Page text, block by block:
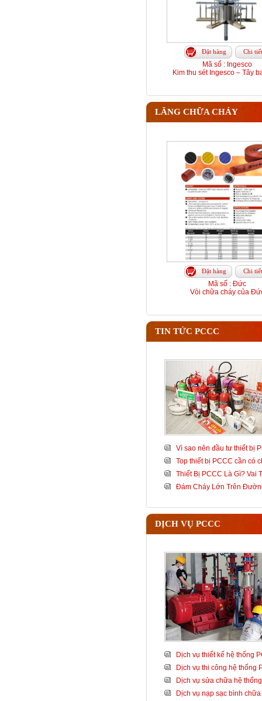
Đặt hàng Chi tiết
Mã số : Ingesco
Kim thu sét Ingesco – Tây
LĂNG CHỮA CHÁY
Đặt hàng Chi tiết
Mã số : Đức
Vòi chữa cháy của
TIN TỨC PCCC
Vì sao nên đầu tư thiết bị
Top thiết bị PCCC cần có
Thiết Bị PCCC Là Gì? Vai
Đám Cháy Lớn Trên
DỊCH VỤ PCCC
Dịch vụ thiết kế hệ thống
Dịch vụ thi công hệ thống
Dịch vụ sửa chữa hệ
Dịch vụ nạp sạc bình